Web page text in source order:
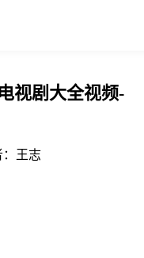
视剧大全视频-
王志